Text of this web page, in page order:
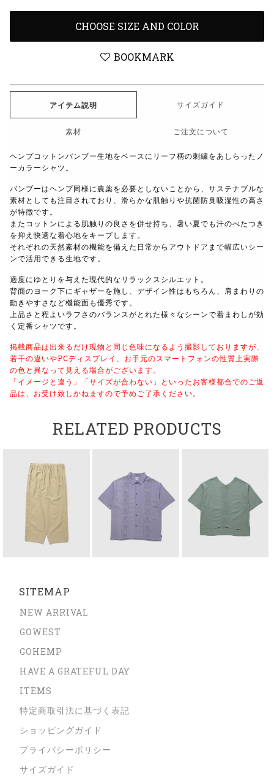
CHOOSE SIZE AND COLOR
BOOKMARK
アイテム説明 サイズガイド
素材 ご注文について
ヘンプコットンバンブー生地をベースにリーフ柄の刺繍をあしらったノ
ーカラーシャツ。
バンブーはヘンプ同様に農薬を必要としないことから、サステナブルな
素材としても注目されており、滑らかな肌触りや抗菌防臭吸湿性の高さ
が特徴です。
またコットンによる肌触りの良さを併せ持ち、暑い夏でも汗のべたつき
を抑え快適な着心地をキープします。
それぞれの天然素材の機能を備えた日常からアウトドアまで幅広いシー
ンで活用できる生地です。
適度にゆとりを与えた現代的なリラックスシルエット。
背面のヨーク下にギャザーを施し、デザイン性はもちろん、肩まわりの
動きやすさなど機能面も優秀です。
上品さと程よいラフさのバランスがとれた様々なシーンで着まわしが効
く定番シャツです。
掲載商品は出来るだけ現物と同じ色味になるよう撮影しておりますが、
若干の違いやPCディスプレイ、お手元のスマートフォンの性質上実際
の色と異なって見える場合がございます。
「イメージと違う」「サイズが合わない」といったお客様都合でのご返
品は、お受け致しかねますので予めご了承ください。
RELATED PRODUCTS
SITEMAP
NEW ARRIVAL
GOWEST
GOHEMP
HAVE A GRATEFUL DAY
ITEMS
特定商取引法に基づく表記
ショッピングガイド
プライバシーポリシー
サイズガイド